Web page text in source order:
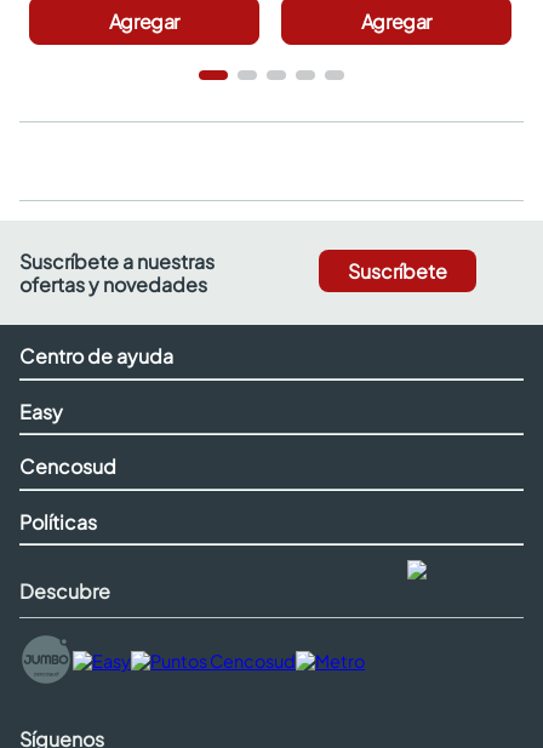
Agregar Agregar
Suscríbete a nuestras
ofertas y novedades
Suscríbete
Centro de ayuda
Easy
Cencosud
Políticas
Descubre
Síguenos